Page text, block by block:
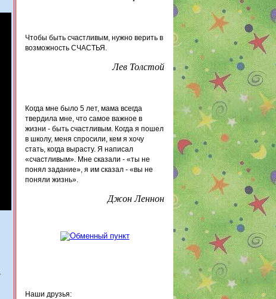
Чтобы быть счастливым, нужно верить в
возможность СЧАСТЬЯ.
Лев Толстой
Когда мне было 5 лет, мама всегда
твердила мне, что самое важное в
жизни - быть счастливым. Когда я пошел
в школу, меня спросили, кем я хочу
стать, когда вырасту. Я написал
«счастливым». Мне сказали - «ты не
понял задание», я им сказал - «вы не
поняли жизнь».
Джон Леннон
Наши друзья: